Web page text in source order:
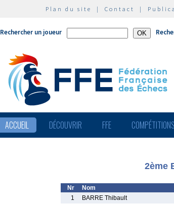
Plan du site | Contact |
Rechercher un joueur
ACCUEIL DÉCOUVRIR FFE COMPÉTITIONS
2ème
Nr Nom
1
BARRE Thibault